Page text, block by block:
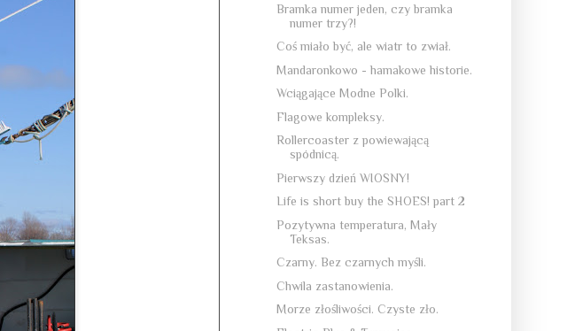
Bramka numer jeden, czy bramka
numer trzy?!
Coś miało być, ale wiatr to zwiał.
Mandaronkowo - hamakowe historie.
Wciągające Modne Polki.
Flagowe kompleksy.
Rollercoaster z powiewającą
spódnicą.
Pierwszy dzień WIOSNY!
Life is short buy the SHOES! part 2
Pozytywna temperatura, Mały
Teksas.
Czarny. Bez czarnych myśli.
Chwila zastanowienia.
Morze złośliwości. Czyste zło.